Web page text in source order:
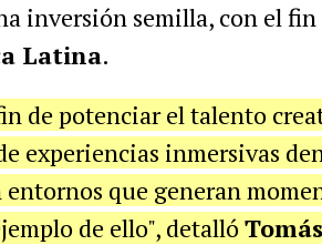
inversión semilla, con el
Latina.
de potenciar el talento
experiencias inmersivas
que generan
de ello", detalló